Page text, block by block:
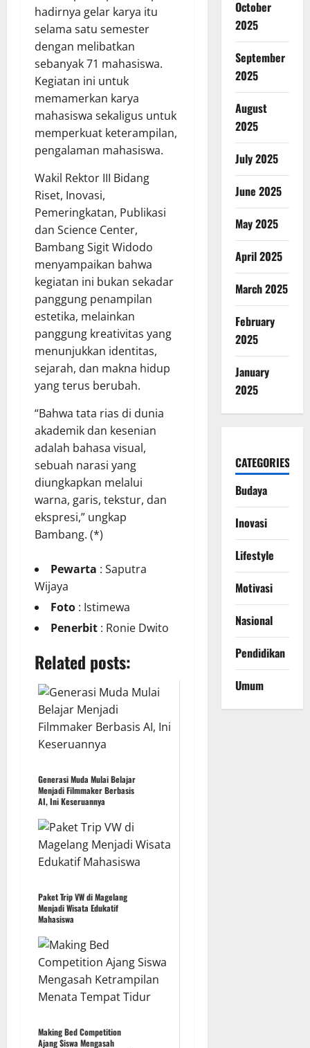
hadirnya gelar karya itu
selama satu semester
dengan melibatkan
sebanyak 71 mahasiswa.
Kegiatan ini untuk
memamerkan karya
mahasiswa sekaligus untuk
memperkuat keterampilan,
pengalaman mahasiswa.
Wakil Rektor III Bidang
Riset, Inovasi,
Pemeringkatan, Publikasi
dan Science Center,
Bambang Sigit Widodo
menyampaikan bahwa
kegiatan ini bukan sekadar
panggung penampilan
estetika, melainkan
panggung kreativitas yang
menunjukkan identitas,
sejarah, dan makna hidup
yang terus berubah.
“Bahwa tata rias di dunia
akademik dan kesenian
adalah bahasa visual,
sebuah narasi yang
diungkapkan melalui
warna, garis, tekstur, dan
ekspresi,” ungkap
Bambang. (*)
Pewarta : Saputra
Wijaya
Foto : Istimewa
Penerbit : Ronie Dwito
Related posts:
Generasi Muda Mulai Belajar
Menjadi Filmmaker Berbasis
AI, Ini Keseruannya
Paket Trip VW di Magelang
Menjadi Wisata Edukatif
Mahasiswa
Making Bed Competition
Ajang Siswa Mengasah
October
2025
September
2025
August
2025
July 2025
June 2025
May 2025
April 2025
March 2025
February
2025
January
2025
CATEGORIES
Budaya
Inovasi
Lifestyle
Motivasi
Nasional
Pendidikan
Umum